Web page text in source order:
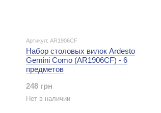
Артикул: AR1906CF
Набор столовых вилок Ardesto
Gemini Como (AR1906CF) - 6
предметов
248 грн
Нет в наличии